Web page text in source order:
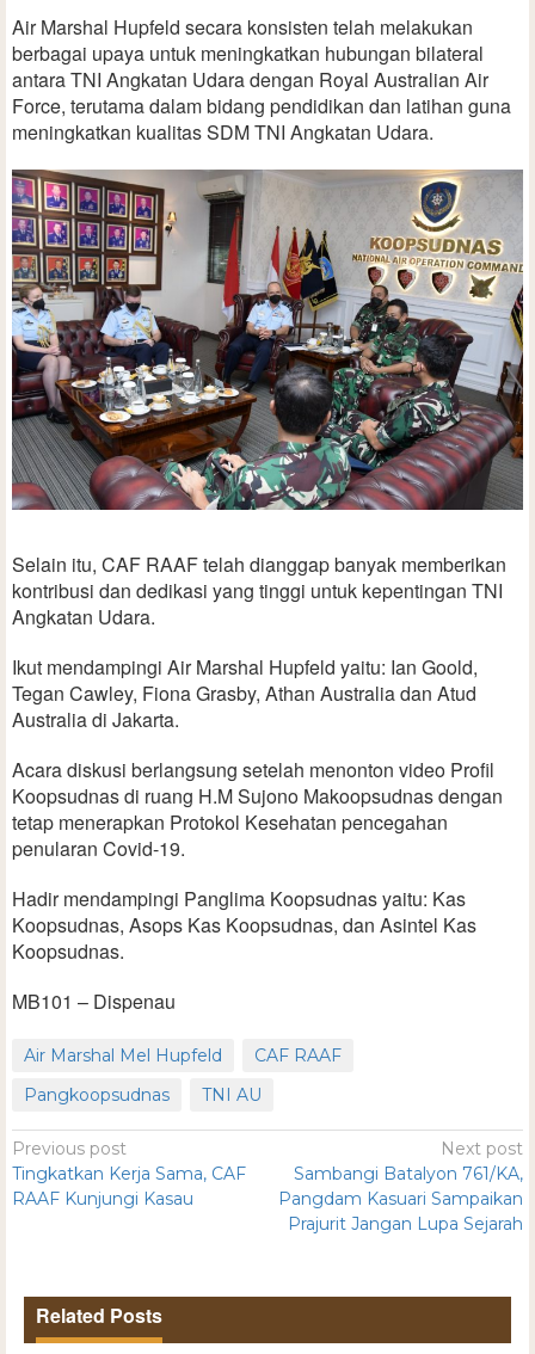
Air Marshal Hupfeld secara konsisten telah melakukan
berbagai upaya untuk meningkatkan hubungan bilateral
antara TNI Angkatan Udara dengan Royal Australian Air
Force, terutama dalam bidang pendidikan dan latihan guna
meningkatkan kualitas SDM TNI Angkatan Udara.
Selain itu, CAF RAAF telah dianggap banyak memberikan
kontribusi dan dedikasi yang tinggi untuk kepentingan TNI
Angkatan Udara.
Ikut mendampingi Air Marshal Hupfeld yaitu: Ian Goold,
Tegan Cawley, Fiona Grasby, Athan Australia dan Atud
Australia di Jakarta.
Acara diskusi berlangsung setelah menonton video Profil
Koopsudnas di ruang H.M Sujono Makoopsudnas dengan
tetap menerapkan Protokol Kesehatan pencegahan
penularan Covid-19.
Hadir mendampingi Panglima Koopsudnas yaitu: Kas
Koopsudnas, Asops Kas Koopsudnas, dan Asintel Kas
Koopsudnas.
MB101 – Dispenau
Air Marshal Mel Hupfeld
CAF RAAF
Pangkoopsudnas
TNI AU
Previous post
Tingkatkan Kerja Sama, CAF
RAAF Kunjungi Kasau
Next post
Sambangi Batalyon 761/KA,
Pangdam Kasuari Sampaikan
Prajurit Jangan Lupa Sejarah
Related Posts